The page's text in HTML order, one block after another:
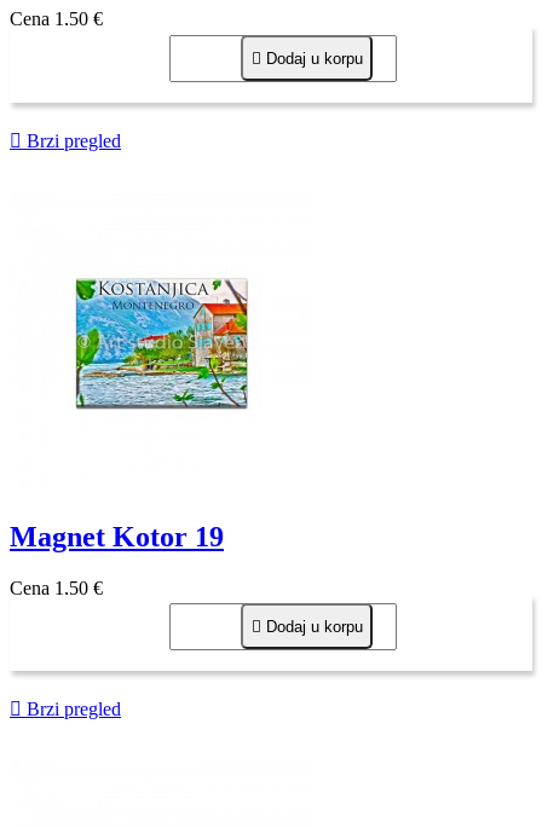
Cena 1,50 €
 Dodaj u korpu
 Brzi pregled
Magnet Kotor 19
Cena 1,50 €
 Dodaj u korpu
 Brzi pregled